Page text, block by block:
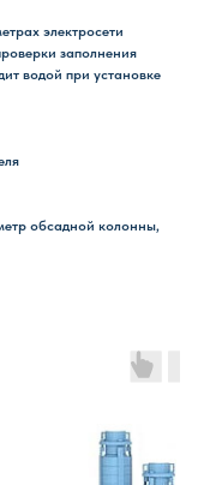
электросети
заполнения
водой при установке
обсадной колонны,